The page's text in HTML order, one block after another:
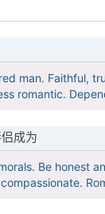
man. Faithful,
romantic.
成为
Be honest